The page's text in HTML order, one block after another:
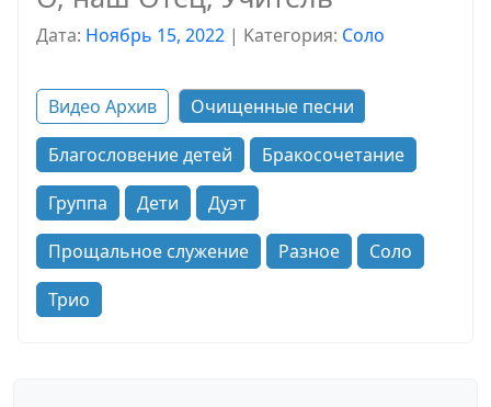
Дата: Ноябрь 15, 2022 | Kатегория: Соло
Видео Архив
Очищенные песни
Благословение детей
Бракосочетание
Группа
Дети
Дуэт
Прощальное служение
Разное
Соло
Трио